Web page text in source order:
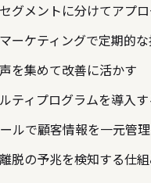
グメントに分けてアプ
ーケティングで定期的
を集めて改善に活かす
ティプログラムを導入す
ルで顧客情報を一元管
脱の予兆を検知する仕